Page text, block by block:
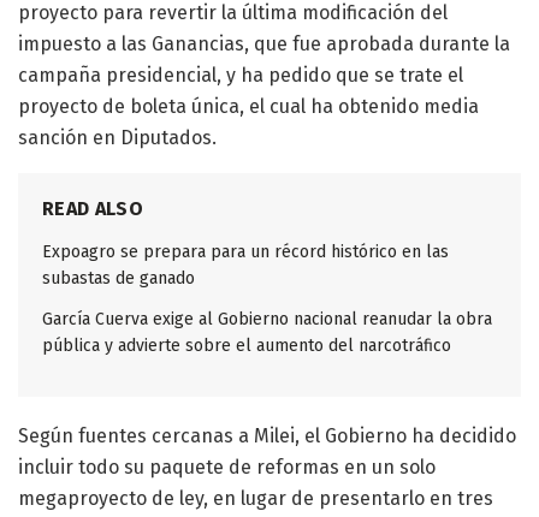
proyecto para revertir la última modificación del
impuesto a las Ganancias, que fue aprobada durante la
campaña presidencial, y ha pedido que se trate el
proyecto de boleta única, el cual ha obtenido media
sanción en Diputados.
READ ALSO
Expoagro se prepara para un récord histórico en las
subastas de ganado
García Cuerva exige al Gobierno nacional reanudar la obra
pública y advierte sobre el aumento del narcotráfico
Según fuentes cercanas a Milei, el Gobierno ha decidido
incluir todo su paquete de reformas en un solo
megaproyecto de ley, en lugar de presentarlo en tres